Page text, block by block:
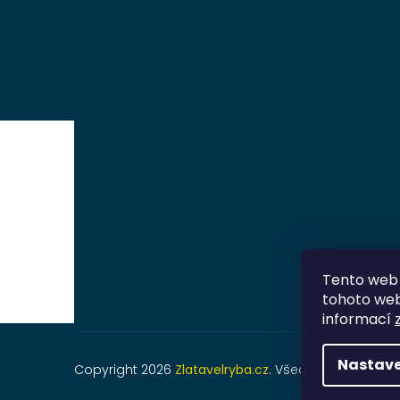
Tento
tohoto
informací
Copyright 2026 Zlatavelryba.cz. Všechna práva